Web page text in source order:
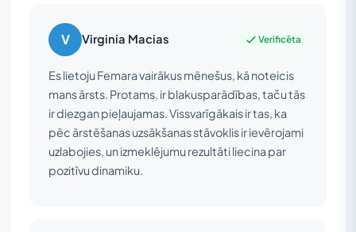
V Virginia Macias Verificēta
Es lietoju Femara vairākus mēnešus, kā noteicis
mans ārsts. Protams, ir blakusparādības, taču tās
ir diezgan pieļaujamas. Vissvarīgākais ir tas, ka
pēc ārstēšanas uzsākšanas stāvoklis ir ievērojami
uzlabojies, un izmeklējumu rezultāti liecina par
pozitīvu dinamiku.